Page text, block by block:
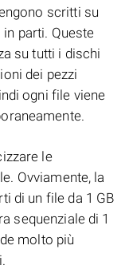
scritti su
parti. Queste
su tutti i dischi
dei pezzi
ogni file viene
le
Ovviamente, la
di un file da 1 GB
sequenziale di 1
molto più